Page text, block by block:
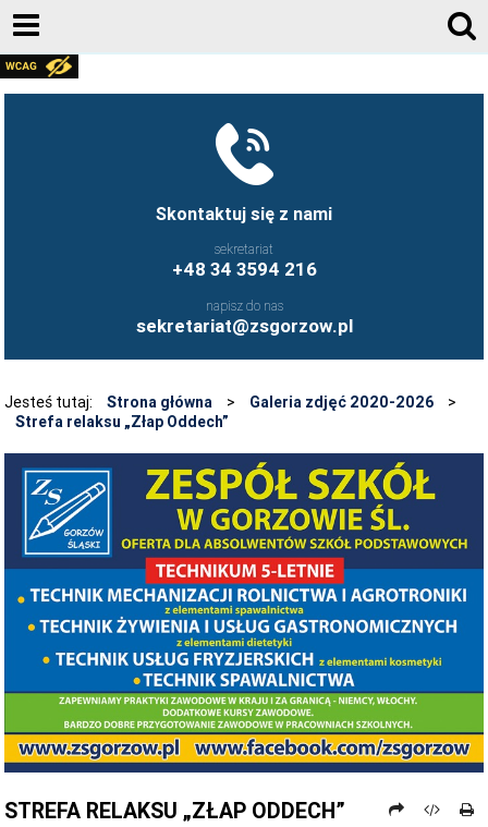
Skontaktuj się z nami
sekretariat
+48 34 3594 216
napisz do nas
sekretariat@zsgorzow.pl
AKTUALNOŚCI
UCZNIOWIE ZS GORZÓW ŚLĄSKI - FB
FRYZJERSTWO NASZEJ SZKOŁY - FB
O SZKOLE
HISTORIA SZKOŁY
GALERIA ZDJĘĆ 2020-2026
PROCEDURY NAUKI ZDALNEJ
PROCEDURY BEZPIECZEŃSTWA - COVID-19 - OD 15 WRZEŚNIA 2021
PREZENTACJA SZKOŁY 2026 - 2027
ZDJĘCIA GRUPOWE 2022 - 2023
KADRA PEDAGOGICZNA
DANE OSOBOWE
PROJEKT: "NOWE SPOJRZENIE - NOWE MOŻLIWOŚCI - SPOJRZENIE W
PRZYSZŁOŚĆ"
NABÓR NA ROK SZKOLNY 2026/2027
Jesteś tutaj: Strona główna > Galeria zdjęć 2020-2026
>
Strefa relaksu „Złap Oddech”
STREFA RELAKSU „ZŁAP ODDECH”